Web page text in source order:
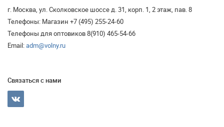
г. Москва, ул. Сколковское шоссе д. 31, корп. 1, 2 этаж, пав. 8
Телефоны: Магазин +7 (495) 255-24-60
Телефоны для оптовиков 8(910) 465-54-66
Email:adm@volny.ru
Связаться с нами